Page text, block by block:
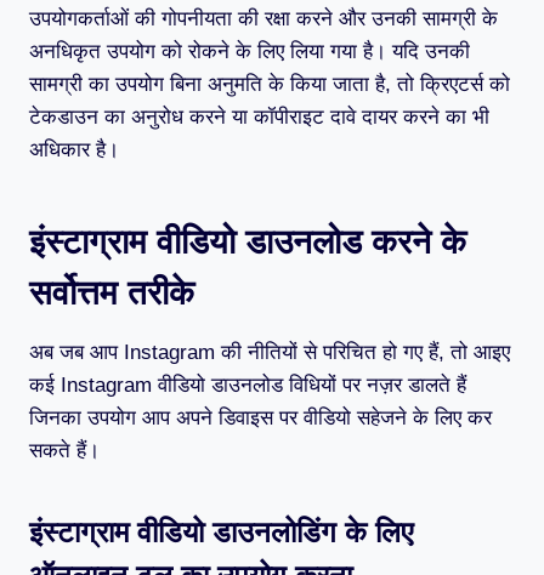
उपयोगकर्ताओं की गोपनीयता की रक्षा करने और उनकी सामग्री के
अनधिकृत उपयोग को रोकने के लिए लिया गया है। यदि उनकी
सामग्री का उपयोग बिना अनुमति के किया जाता है, तो क्रिएटर्स को
टेकडाउन का अनुरोध करने या कॉपीराइट दावे दायर करने का भी
अधिकार है।
इंस्टाग्राम वीडियो डाउनलोड करने के
सर्वोत्तम तरीके
अब जब आप Instagram की नीतियों से परिचित हो गए हैं, तो आइए
कई Instagram वीडियो डाउनलोड विधियों पर नज़र डालते हैं
जिनका उपयोग आप अपने डिवाइस पर वीडियो सहेजने के लिए कर
सकते हैं।
इंस्टाग्राम वीडियो डाउनलोडिंग के लिए